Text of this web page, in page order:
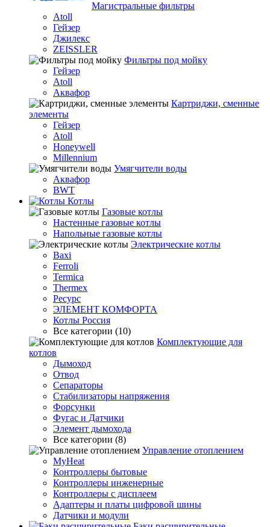
Магистральные фильтры
Atoll
Гейзер
Джилекс
ZEISSLER
Фильтры под мойку
Гейзер
Atoll
Аквафор
Картриджи, сменные
элементы
Гейзер
Atoll
Honeywell
Millennium
Умягчители воды
Аквафор
BWT
Котлы
Гaзовые котлы
Настенные газовые котлы
Напольные газовые котлы
Электрические котлы
Baxi
Ferroli
Termica
Thermex
Ресурс
ЭЛЕМЕНТ КОМФОРТА
Котлы Россия
Все категории (10)
Комплектующие для
котлов
Дымоход
Отвод
Сепараторы
Стабилизаторы напряжения
Форсунки
Фугас и Датчики
Элемент дымохода
Все категории (8)
Управление отоплением
MyHeat
Контроллеры бытовые
Контроллеры инженерные
Контроллеры с дисплеем
Адаптеры и платы цифровой шины
Датчики и модули